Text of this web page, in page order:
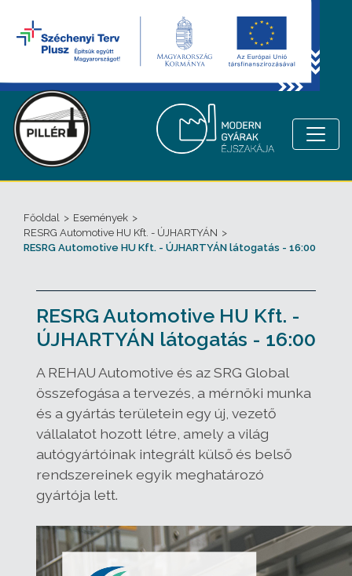
Főoldal > Események >
RESRG Automotive HU Kft. - ÚJHARTYÁN >
RESRG Automotive HU Kft. - ÚJHARTYÁN látogatás - 16:00
RESRG Automotive HU Kft. -
ÚJHARTYÁN látogatás - 16:00
A REHAU Automotive és az SRG Global
összefogása a tervezés, a mérnöki munka
és a gyártás területein egy új, vezető
vállalatot hozott létre, amely a világ
autógyártóinak integrált külső és belső
rendszereinek egyik meghatározó
gyártója lett.